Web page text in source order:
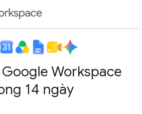
Workspace
14 ngày